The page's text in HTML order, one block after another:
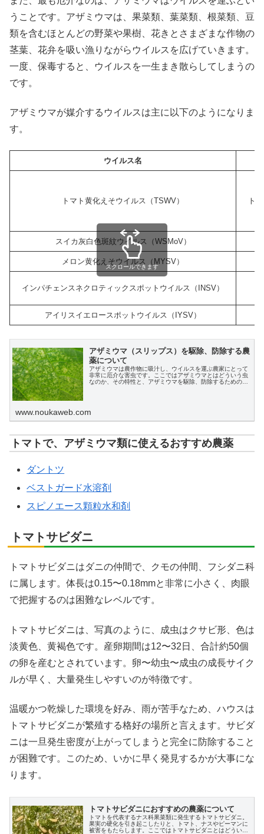
うことです。アザミウマは、果菜類、葉菜類、根菜類、豆
類を含むほとんどの野菜や果樹、花きとさまざまな作物の
茎葉、花弁を吸い漁りながらウイルスを広げていきます。
一度、保毒すると、ウイルスを一生まき散らしてしまうの
です。
アザミウマが媒介するウイルスは主に以下のようになりま
す。
ウイルス名
トマト黄化えそウイルス（TSWV） ト
スイカ灰白色斑紋ウイルス（WSMoV）
メロン黄化えそウイルス（MYSV）
インパチェンスネクロティックスポットウイルス（INSV）
アイリスイエロースポットウイルス（IYSV）
スクロールできます
アザミウマ（スリップス）を駆除、防除する農
薬について
アザミウマは農作物に吸汁し、ウイルスを運ぶ農家にとって
非常に厄介な害虫です。ここではアザミウマとはどういう虫
なのか、その特性と、アザミウマを駆除、防除するための農
www.noukaweb.com
トマトで、アザミウマ類に使えるおすすめ農薬
ダントツ
ベストガード水溶剤
スピノエース顆粒水和剤
トマトサビダニ
トマトサビダニはダニの仲間で、クモの仲間、フシダニ科
に属します。体長は0.15〜0.18mmと非常に小さく、肉眼
で把握するのは困難なレベルです。
トマトサビダニは、写真のように、成虫はクサビ形、色は
淡黄色、黄褐色です。産卵期間は12〜32日、合計約50個
の卵を産むとされています。卵〜幼虫〜成虫の成長サイク
ルが早く、大量発生しやすいのが特徴です。
温暖かつ乾燥した環境を好み、雨が苦手なため、ハウスは
トマトサビダニが繁殖する格好の場所と言えます。サビダ
ニは一旦発生密度が上がってしまうと完全に防除すること
が困難です。このため、いかに早く発見するかが大事にな
ります。
トマトサビダニにおすすめの農薬について
トマトを代表するナス科果菜類に発生するトマトサビダニ。
果実の硬化を引き起こしたりと、トマト、ナスやピーマンに
被害をもたらします。ここではトマトサビダニとはどういう